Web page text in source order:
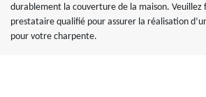
durablement la couverture de la maison. Veuillez
prestataire qualifié pour assurer la réalisation
pour votre charpente.